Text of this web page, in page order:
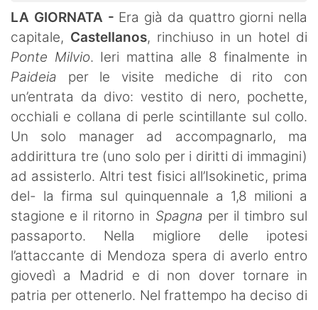
LA GIORNATA - Era già da quattro giorni nella
capitale, Castellanos, rinchiuso in un hotel di
Ponte Milvio. Ieri mattina alle 8 finalmente in
Paideia per le visite mediche di rito con
un’entrata da divo: vestito di nero, pochette,
occhiali e collana di perle scintillante sul collo.
Un solo manager ad accompagnarlo, ma
addirittura tre (uno solo per i diritti di immagini)
ad assisterlo. Altri test fisici all’Isokinetic, prima
del- la firma sul quinquennale a 1,8 milioni a
stagione e il ritorno in Spagna per il timbro sul
passaporto. Nella migliore delle ipotesi
l’attaccante di Mendoza spera di averlo entro
giovedì a Madrid e di non dover tornare in
patria per ottenerlo. Nel frattempo ha deciso di